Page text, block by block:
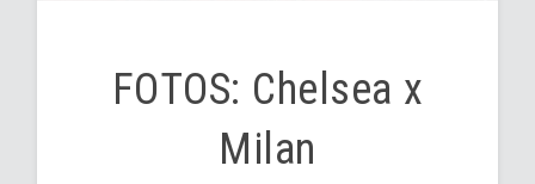
FOTOS: Chelsea x
Milan